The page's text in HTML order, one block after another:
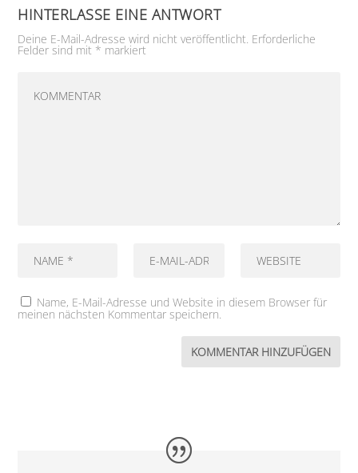
HINTERLASSE EINE ANTWORT
Deine E-Mail-Adresse wird nicht veröffentlicht. Erforderliche
Felder sind mit * markiert
Name, E-Mail-Adresse und Website in diesem Browser für
meinen nächsten Kommentar speichern.